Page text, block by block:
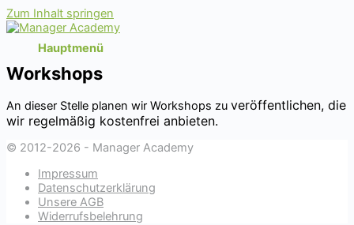
Zum Inhalt springen
Hauptmenü
Workshops
An dieser Stelle planen wir Workshops zu veröffentlichen, die
wir regelmäßig kostenfrei anbieten.
© 2012-2026 - Manager Academy
Impressum
Datenschutzerklärung
Unsere AGB
Widerrufsbelehrung